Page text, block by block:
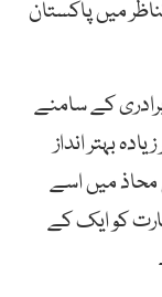
میں پاکستان
کے سامنے
بہتر انداز
میں اسے
کو ایک کے